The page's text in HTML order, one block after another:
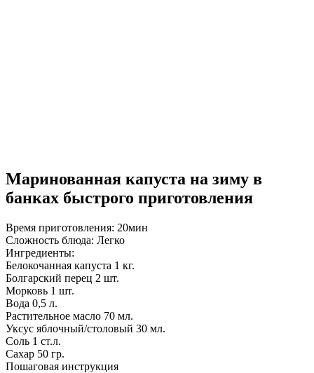
Маринованная капуста на зиму в
банках быстрого приготовления
Время приготовления: 20мин
Сложность блюда: Легко
Ингредиенты:
Белокочанная капуста 1 кг.
Болгарский перец 2 шт.
Морковь 1 шт.
Вода 0,5 л.
Растительное масло 70 мл.
Уксус яблочный/столовый 30 мл.
Соль 1 ст.л.
Сахар 50 гр.
Пошаговая инструкция